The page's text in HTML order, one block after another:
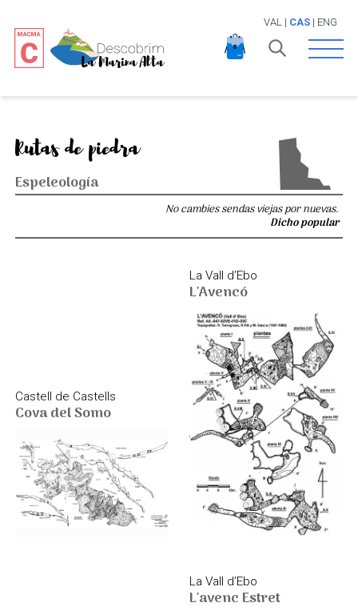
VAL | CAS| ENG
Open
Rutas de piedra
Espeleología
No cambies sendas viejas por nuevas.
Dicho popular
Castell de Castells
Cova del Somo
La Vall d’Ebo
L'Avencó
La Vall d’Ebo
L'avenc Estret